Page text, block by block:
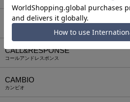
BODYSONG.
CALL&RESPONSE
コールアンドレスポンス
CAMBIO
カンビオ